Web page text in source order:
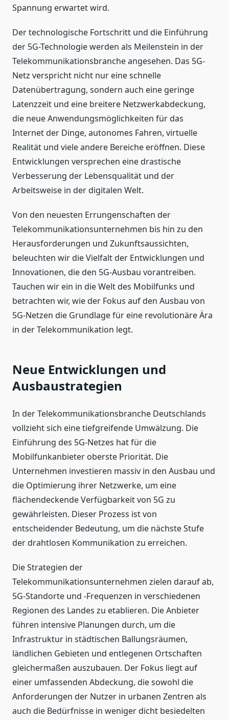
Spannung erwartet wird.
Der technologische Fortschritt und die Einführung
der 5G-Technologie werden als Meilenstein in der
Telekommunikationsbranche angesehen. Das 5G-
Netz verspricht nicht nur eine schnelle
Datenübertragung, sondern auch eine geringe
Latenzzeit und eine breitere Netzwerkabdeckung,
die neue Anwendungsmöglichkeiten für das
Internet der Dinge, autonomes Fahren, virtuelle
Realität und viele andere Bereiche eröffnen. Diese
Entwicklungen versprechen eine drastische
Verbesserung der Lebensqualität und der
Arbeitsweise in der digitalen Welt.
Von den neuesten Errungenschaften der
Telekommunikationsunternehmen bis hin zu den
Herausforderungen und Zukunftsaussichten,
beleuchten wir die Vielfalt der Entwicklungen und
Innovationen, die den 5G-Ausbau vorantreiben.
Tauchen wir ein in die Welt des Mobilfunks und
betrachten wir, wie der Fokus auf den Ausbau von
5G-Netzen die Grundlage für eine revolutionäre Ära
in der Telekommunikation legt.
Neue Entwicklungen und
Ausbaustrategien
In der Telekommunikationsbranche Deutschlands
vollzieht sich eine tiefgreifende Umwälzung. Die
Einführung des 5G-Netzes hat für die
Mobilfunkanbieter oberste Priorität. Die
Unternehmen investieren massiv in den Ausbau und
die Optimierung ihrer Netzwerke, um eine
flächendeckende Verfügbarkeit von 5G zu
gewährleisten. Dieser Prozess ist von
entscheidender Bedeutung, um die nächste Stufe
der drahtlosen Kommunikation zu erreichen.
Die Strategien der
Telekommunikationsunternehmen zielen darauf ab,
5G-Standorte und -Frequenzen in verschiedenen
Regionen des Landes zu etablieren. Die Anbieter
führen intensive Planungen durch, um die
Infrastruktur in städtischen Ballungsräumen,
ländlichen Gebieten und entlegenen Ortschaften
gleichermaßen auszubauen. Der Fokus liegt auf
einer umfassenden Abdeckung, die sowohl die
Anforderungen der Nutzer in urbanen Zentren als
auch die Bedürfnisse in weniger dicht besiedelten